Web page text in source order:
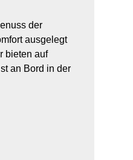
der
ausgelegt
bieten auf
an Bord in der